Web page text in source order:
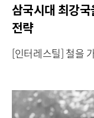
삼국시대 최강국
전략
[인터레스틸] 철을